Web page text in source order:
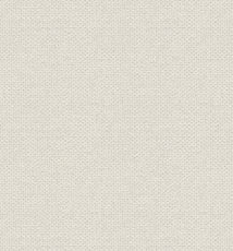
」の思い出 山本格